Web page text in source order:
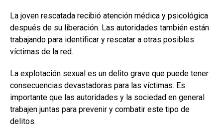
La joven rescatada recibió atención médica y psicológica
después de su liberación. Las autoridades también están
trabajando para identificar y rescatar a otras posibles
víctimas de la red.
La explotación sexual es un delito grave que puede tener
consecuencias devastadoras para las víctimas. Es
importante que las autoridades y la sociedad en general
trabajen juntas para prevenir y combatir este tipo de
delitos.